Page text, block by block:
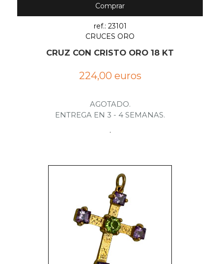
Comprar
ref.: 23101
CRUCES ORO
CRUZ CON CRISTO ORO 18 KT
224,00 euros
AGOTADO.
ENTREGA EN 3 - 4 SEMANAS.
.